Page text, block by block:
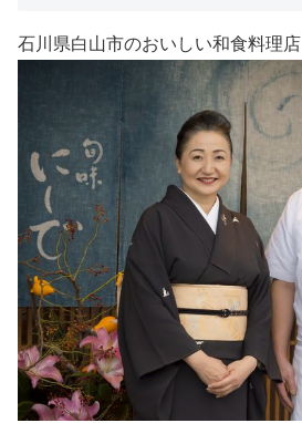
石川県白山市のおいしい和食料理店